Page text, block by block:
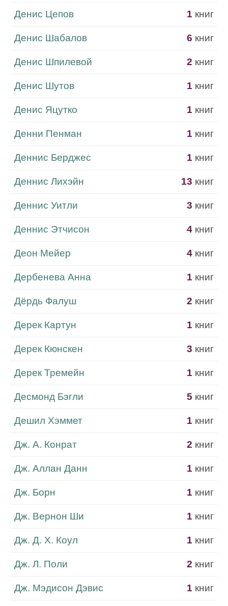
Денис Цепов 1 книг
Денис Шабалов 6 книг
Денис Шпилевой 2 книг
Денис Шутов 1 книг
Денис Яцутко 1 книг
Денни Пенман 1 книг
Деннис Берджес 1 книг
Деннис Лихэйн 13 книг
Деннис Уитли 3 книг
Деннис Этчисон 4 книг
Деон Мейер 4 книг
Дербенева Анна 1 книг
Дёрдь Фалуш 2 книг
Дерек Картун 1 книг
Дерек Кюнскен 3 книг
Дерек Тремейн 1 книг
Десмонд Бэгли 5 книг
Дешил Хэммет 1 книг
Дж. А. Конрат 2 книг
Дж. Аллан Данн 1 книг
Дж. Борн 1 книг
Дж. Вернон Ши 1 книг
Дж. Д. Х. Коул 1 книг
Дж. Л. Поли 2 книг
Дж. Мэдисон Дэвис 1 книг